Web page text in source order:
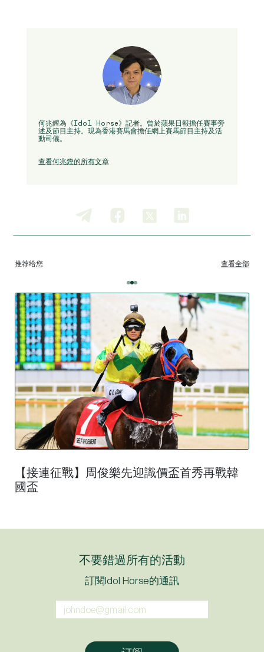
何兆鏗為《Idol Horse》記者。曾於蘋果日報擔任賽事旁
述及節目主持。現為香港賽馬會擔任網上賽馬節目主持及活
動司儀。
查看何兆鏗的所有文章
推荐给您 查看全部
【接連征戰】周俊樂先迎識價盃首秀再戰韓
國盃
不要錯過所有的活動
訂閱Idol Horse的通訊